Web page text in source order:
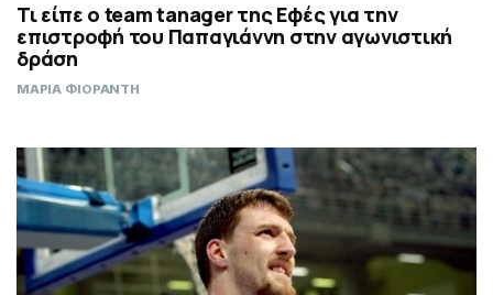
Τι είπε ο team tanager της Εφές για την
επιστροφή του Παπαγιάννη στην αγωνιστική
δράση
ΜΑΡΙΑ ΦΙΟΡΑΝΤΗ